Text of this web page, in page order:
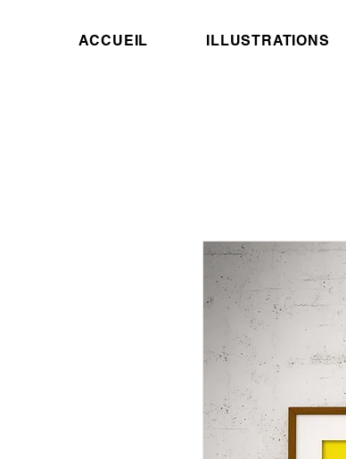
ACCUEIL ILLUSTRATIONS